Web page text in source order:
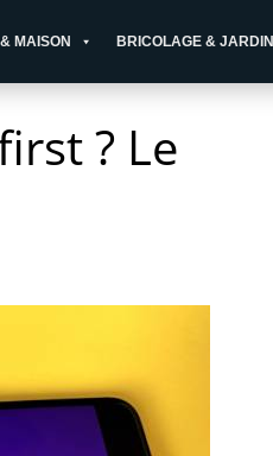
MAISON BRICOLAGE & JARDIN
? Le